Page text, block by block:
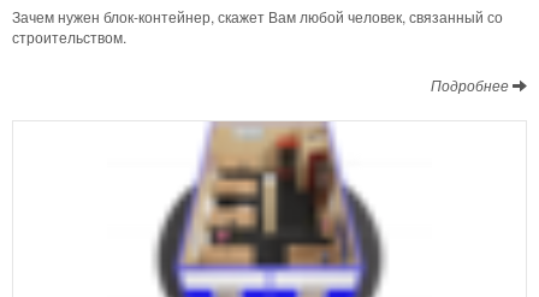
Зачем нужен блок-контейнер, скажет Вам любой человек, связанный со
строительством.
Подробнее